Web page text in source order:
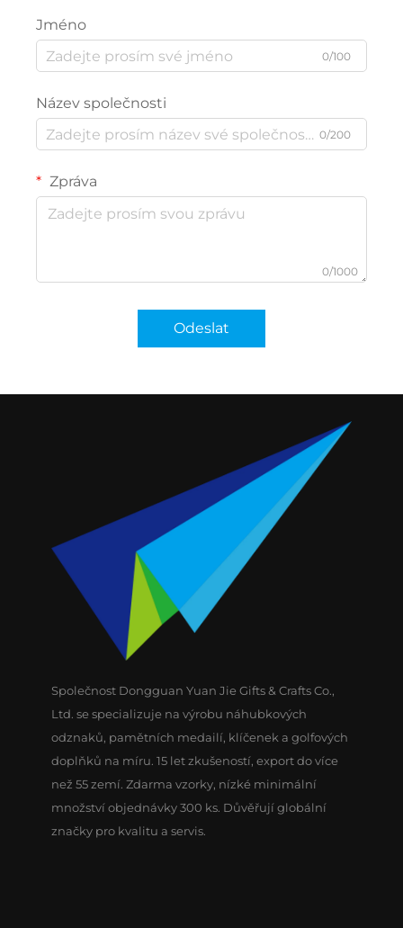
Jméno
0/100
Název společnosti
0/200
Zpráva
0/1000
Odeslat
Společnost Dongguan Yuan Jie Gifts & Crafts Co.,
Ltd. se specializuje na výrobu náhubkových
odznaků, pamětních medailí, klíčenek a golfových
doplňků na míru. 15 let zkušeností, export do více
než 55 zemí. Zdarma vzorky, nízké minimální
množství objednávky 300 ks. Důvěřují globální
značky pro kvalitu a servis.